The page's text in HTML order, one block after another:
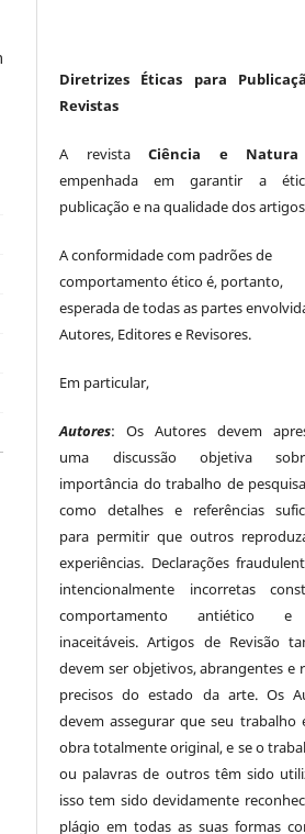
Diretrizes Éticas para
Revistas
A revistaCiência e Natura
empenhada em garantir a
publicação e na qualidade dos
A conformidade com padrões de
comportamento ético é, portanto,
esperada de todas as partes
Autores, Editores e Revisores.
Em particular,
Autores: Os Autores devem
uma discussão objetiva
importância do trabalho de
como detalhes e referências
para permitir que outros
experiências. Declarações
intencionalmente incorretas
comportamento antiético
inaceitáveis. Artigos de Revisão
devem ser objetivos, abrangentes e
precisos do estado da arte. Os
devem assegurar que seu trabalho
obra totalmente original, e se o
ou palavras de outros têm sido
isso tem sido devidamente
plágio em todas as suas formas